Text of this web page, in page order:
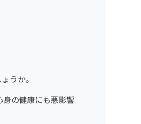
うか。
の健康にも悪影響